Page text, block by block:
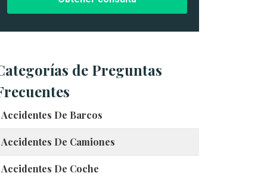
a
de Preguntas
Accidentes De Barcos
Accidentes De Camiones
Accidentes De Coche